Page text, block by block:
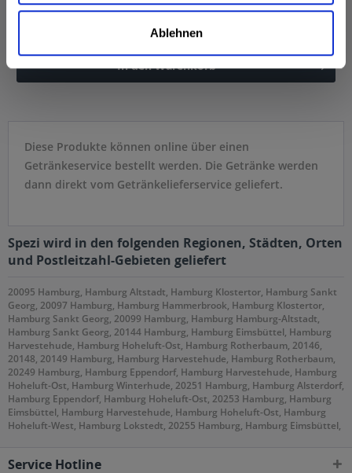
Ablehnen
18,29 € * +3,42 € Pfand
In den Warenkorb
Diese Produkte können online über einen
Getränkeservice bestellt werden. Die Getränke werden
dann direkt vom Getränkelieferservice geliefert.
Spezi wird in den folgenden Regionen, Städten, Orten
und Postleitzahl-Gebieten geliefert
20095 Hamburg, Hamburg Altstadt, Hamburg Klostertor, Hamburg Sankt
Georg, 20097 Hamburg, Hamburg Hammerbrook, Hamburg Klostertor,
Hamburg Sankt Georg, 20099 Hamburg, Hamburg Hamburg-Altstadt,
Hamburg Sankt Georg, 20144 Hamburg, Hamburg Eimsbüttel, Hamburg
Harvestehude, Hamburg Hoheluft-Ost, Hamburg Rotherbaum, 20146,
20148, 20149 Hamburg, Hamburg Harvestehude, Hamburg Rotherbaum,
20249 Hamburg, Hamburg Eppendorf, Hamburg Harvestehude, Hamburg
Hoheluft-Ost, Hamburg Winterhude, 20251 Hamburg, Hamburg Alsterdorf,
Hamburg Eppendorf, Hamburg Hoheluft-Ost, 20253 Hamburg, Hamburg
Eimsbüttel, Hamburg Harvestehude, Hamburg Hoheluft-Ost, Hamburg
Hoheluft-West, Hamburg Lokstedt, 20255 Hamburg, Hamburg Eimsbüttel,
Hamburg Eimsbüttel, 20354 Hamburg, Hamburg Neustadt, Hamburg
Service Hotline